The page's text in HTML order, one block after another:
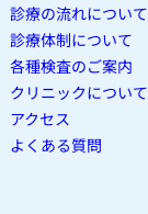
診療の流れについて
診療体制について
各種検査のご案内
クリニックについて
アクセス
よくある質問